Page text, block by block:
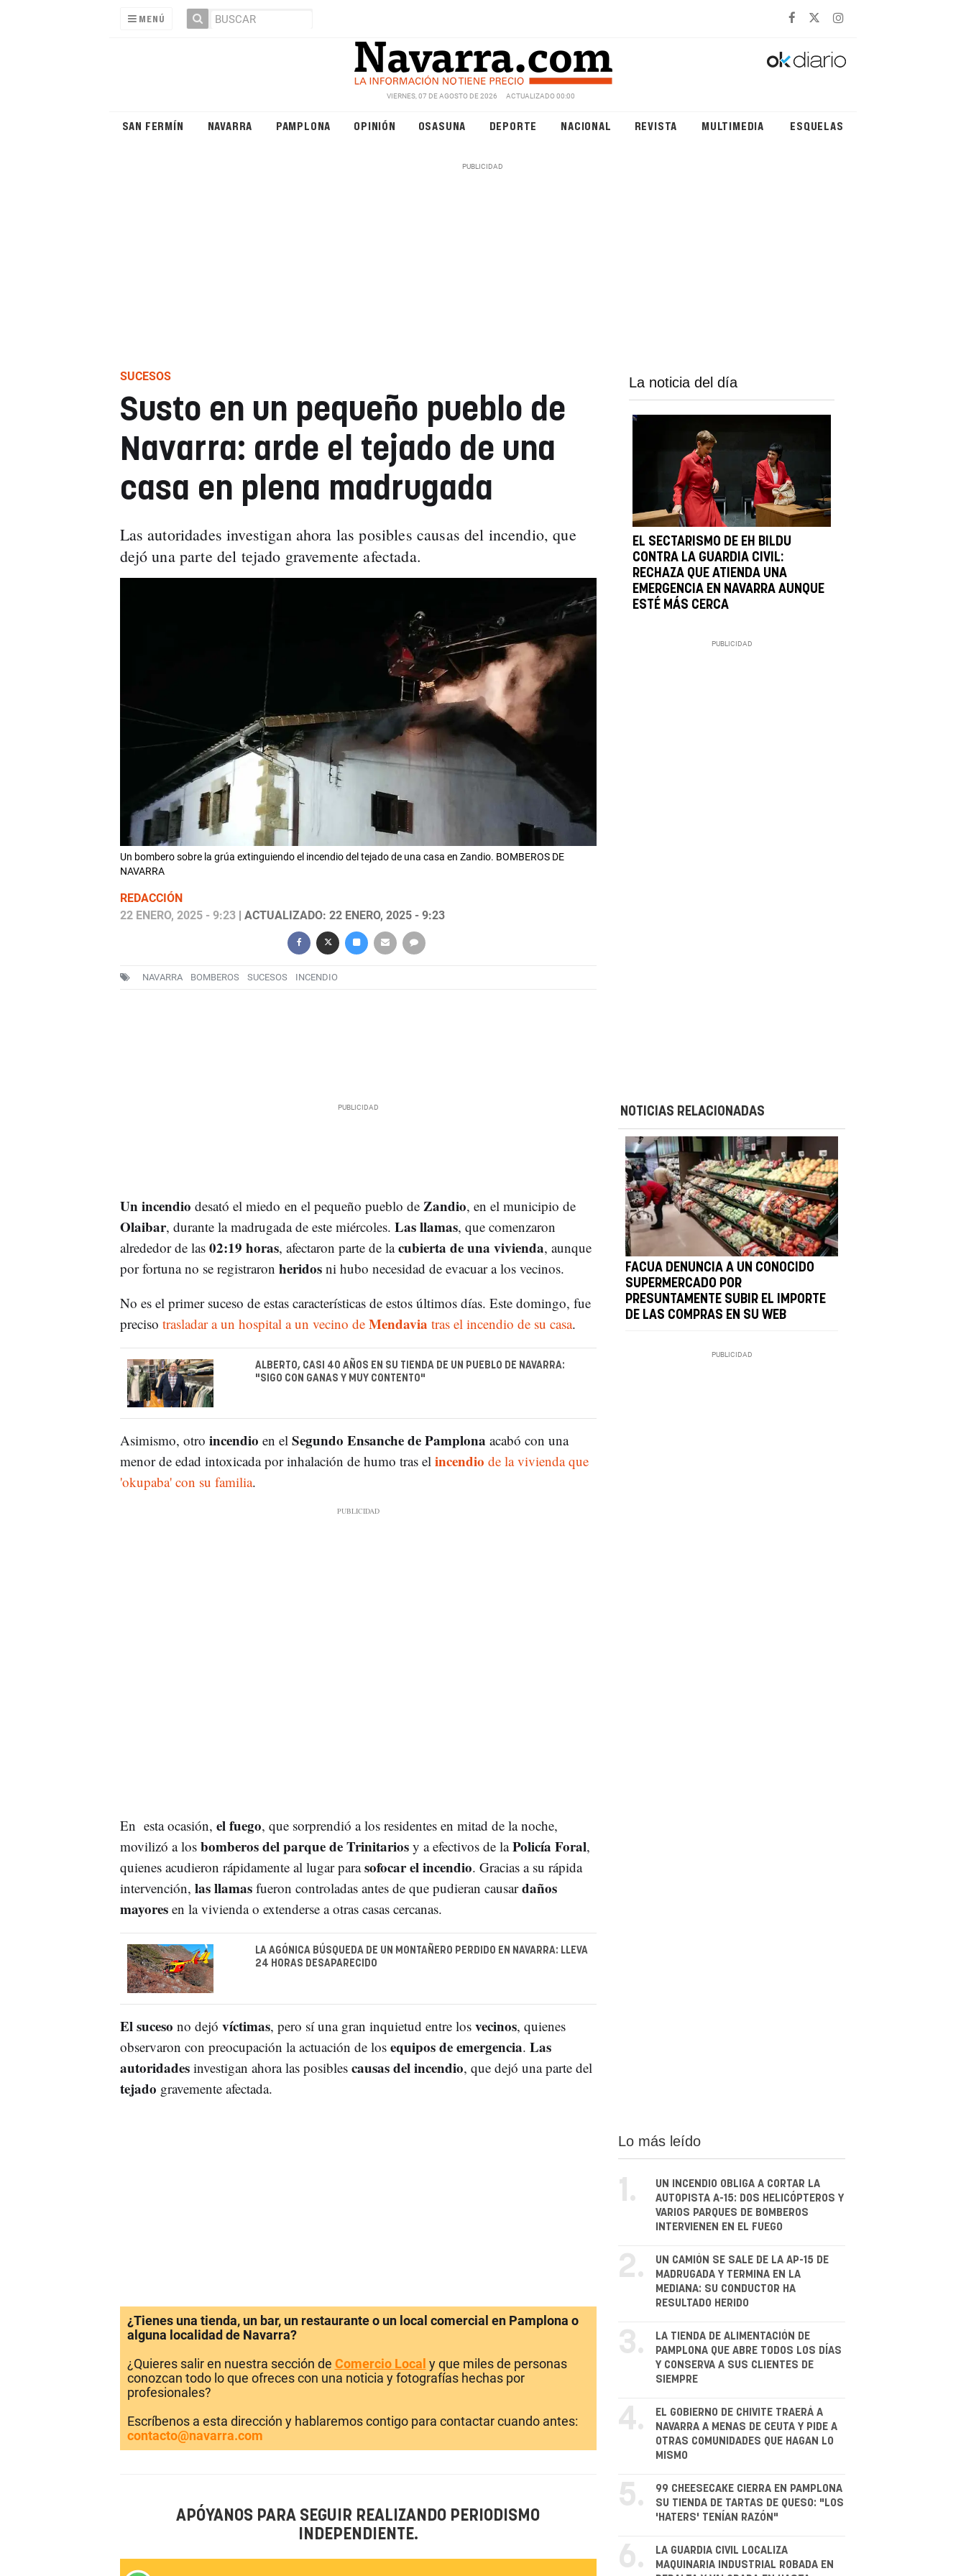
MENÚ
VIERNES, 07 DE AGOSTO DE 2026 ACTUALIZADO 00:00
SAN FERMÍN NAVARRA PAMPLONA OPINIÓN OSASUNA DEPORTE NACIONAL REVISTA MULTIMEDIA ESQUELAS
SUCESOS
Susto en un pequeño pueblo de
Navarra: arde el tejado de una
casa en plena madrugada
Las autoridades investigan ahora las posibles causas del incendio, que
dejó una parte del tejado gravemente afectada.
Un bombero sobre la grúa extinguiendo el incendio del tejado de una casa en Zandio. BOMBEROS DE
NAVARRA
REDACCIÓN
22 ENERO, 2025 - 9:23| ACTUALIZADO: 22 ENERO, 2025 - 9:23
NAVARRA BOMBEROS SUCESOS INCENDIO
La noticia del día
EL SECTARISMO DE EH BILDU
CONTRA LA GUARDIA CIVIL:
RECHAZA QUE ATIENDA UNA
EMERGENCIA EN NAVARRA AUNQUE
ESTÉ MÁS CERCA
Un incendio desató el miedo en el pequeño pueblo de Zandio, en el municipio de
Olaibar, durante la madrugada de este miércoles. Las llamas, que comenzaron
alrededor de las 02:19 horas, afectaron parte de lacubierta de una vivienda, aunque
por fortuna no se registraron heridosni hubo necesidad de evacuar a los vecinos.
No es el primer suceso de estas características de estos últimos días. Este domingo, fue
preciso trasladar a un hospital a un vecino de Mendavia tras el incendio de su casa.
ALBERTO, CASI 40 AÑOS EN SU TIENDA DE UN PUEBLO DE NAVARRA:
"SIGO CON GANAS Y MUY CONTENTO"
Asimismo, otro incendio en el Segundo Ensanche de Pamplona acabó con una
menor de edad intoxicada por inhalación de humo tras el incendio de la vivienda que
'okupaba' con su familia.
En esta ocasión, el fuego, que sorprendió a los residentes en mitad de la noche,
movilizó a los bomberos del parque de Trinitariosy a efectivos de laPolicía Foral,
quienes acudieron rápidamente al lugar parasofocar el incendio. Gracias a su rápida
intervención, las llamasfueron controladas antes de que pudieran causardaños
mayoresen la vivienda o extenderse a otras casas cercanas.
LA AGÓNICA BÚSQUEDA DE UN MONTAÑERO PERDIDO EN NAVARRA: LLEVA
24 HORAS DESAPARECIDO
El suceso no dejó víctimas, pero sí una gran inquietud entre los vecinos, quienes
observaron con preocupación la actuación de los equipos de emergencia. Las
autoridadesinvestigan ahora las posibles causas del incendio, que dejó una parte del
tejado gravemente afectada.
NOTICIAS RELACIONADAS
FACUA DENUNCIA A UN CONOCIDO
SUPERMERCADO POR
PRESUNTAMENTE SUBIR EL IMPORTE
DE LAS COMPRAS EN SU WEB
¿Tienes una tienda, un bar, un restaurante o un local comercial en Pamplona o
alguna localidad de Navarra?
¿Quieres salir en nuestra sección de Comercio Local y que miles de personas
conozcan todo lo que ofreces con una noticia y fotografías hechas por
profesionales?
Escríbenos a esta dirección y hablaremos contigo para contactar cuando antes:
contacto@navarra.com
APÓYANOS PARA SEGUIR REALIZANDO PERIODISMO
INDEPENDIENTE.
Lo más leído
1.
UN INCENDIO OBLIGA A CORTAR LA
AUTOPISTA A-15: DOS HELICÓPTEROS Y
VARIOS PARQUES DE BOMBEROS
INTERVIENEN EN EL FUEGO
2.
UN CAMIÓN SE SALE DE LA AP-15 DE
MADRUGADA Y TERMINA EN LA
MEDIANA: SU CONDUCTOR HA
RESULTADO HERIDO
3.
LA TIENDA DE ALIMENTACIÓN DE
PAMPLONA QUE ABRE TODOS LOS DÍAS
Y CONSERVA A SUS CLIENTES DE
SIEMPRE
4.
EL GOBIERNO DE CHIVITE TRAERÁ A
NAVARRA A MENAS DE CEUTA Y PIDE A
OTRAS COMUNIDADES QUE HAGAN LO
MISMO
5.
99 CHEESECAKE CIERRA EN PAMPLONA
SU TIENDA DE TARTAS DE QUESO: "LOS
'HATERS' TENÍAN RAZÓN"
6.
LA GUARDIA CIVIL LOCALIZA
MAQUINARIA INDUSTRIAL ROBADA EN